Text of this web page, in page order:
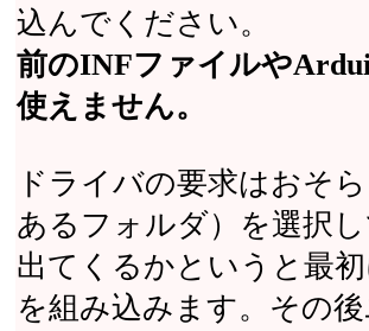
込んでください。
前のINFファイルや
使えません。
ドライバの要求はおそ
あるフォルダ）を選択
出てくるかというと最
を組み込みます。その